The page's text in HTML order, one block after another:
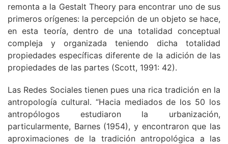
remonta a la Gestalt Theory para encontrar uno de sus
primeros orígenes: la percepción de un objeto se hace,
en esta teoría, dentro de una totalidad conceptual
compleja y organizada teniendo dicha totalidad
propiedades específicas diferente de la adición de las
propiedades de las partes (Scott, 1991: 42).
Las Redes Sociales tienen pues una rica tradición en la
antropología cultural. “Hacia mediados de los 50 los
antropólogos estudiaron la urbanización,
particularmente, Barnes (1954), y encontraron que las
aproximaciones de la tradición antropológica a las